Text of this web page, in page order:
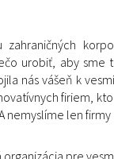
urobiť, aby sme
nás vášeň k
firiem,
len firmy
pre